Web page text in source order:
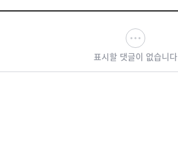
표시할 댓글이 없습니다